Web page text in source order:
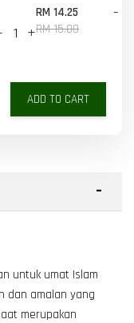
+
RM 14.25
RM 15.00
-
ADD TO CART
untuk umat Islam
dan amalan yang
merupakan